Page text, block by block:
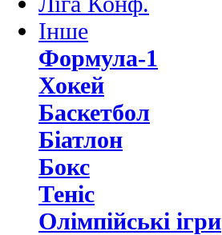
Інше
Формула-1
Хокей
Баскетбол
Біатлон
Бокс
Теніс
Олімпійські ігри